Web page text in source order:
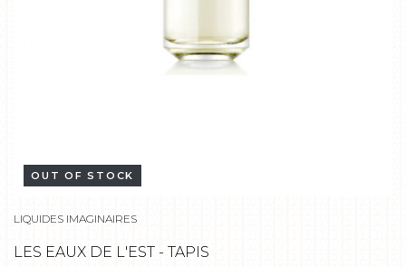
OUT OF STOCK
LIQUIDES IMAGINAIRES
LES EAUX DE L'EST - TAPIS